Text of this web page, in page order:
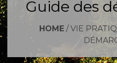
Guide des
HOME/ VIE